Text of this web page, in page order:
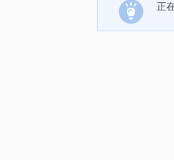
正